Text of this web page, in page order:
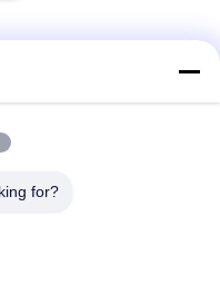
and Technology Park
for?